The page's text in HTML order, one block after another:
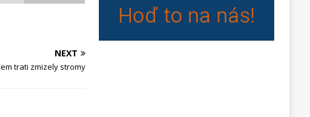
NEXT
trati zmizely stromy